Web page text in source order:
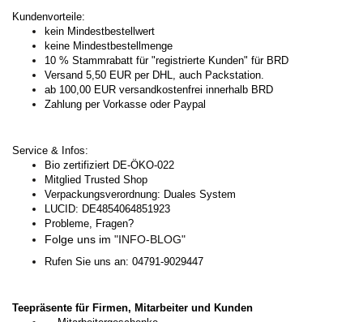
Kundenvorteile:
kein Mindestbestellwert
keine Mindestbestellmenge
10 % Stammrabatt für "registrierte Kunden" für BRD
Versand 5,50 EUR per DHL, auch Packstation.
ab 100,00 EUR versandkostenfrei innerhalb BRD
Zahlung per Vorkasse oder Paypal
Service & Infos:
Bio zertifiziert DE-ÖKO-022
Mitglied Trusted Shop
Verpackungsverordnung: Duales System
LUCID: DE4854064851923
Probleme, Fragen?
Folge uns im "INFO-BLOG"
Rufen Sie uns an: 04791-9029447
Teepräsente für Firmen, Mitarbeiter und Kunden